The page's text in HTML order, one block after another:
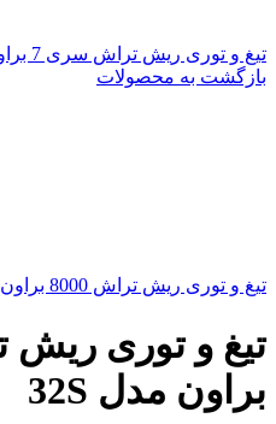
تیغ و توری ریش تراش سری 7 براون
بازگشت به محصولات
تیغ و توری ریش تراش 8000 براون مدل 51s
براون مدل 32S